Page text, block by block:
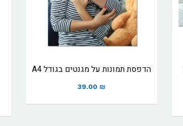
הדפסת תמונות על מגנטים בגודל A4
39.00 ₪